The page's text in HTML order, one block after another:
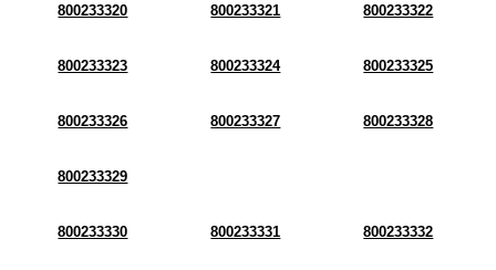
800233320 800233321 800233322
800233323 800233324 800233325
800233326 800233327 800233328
800233329
800233330 800233331 800233332